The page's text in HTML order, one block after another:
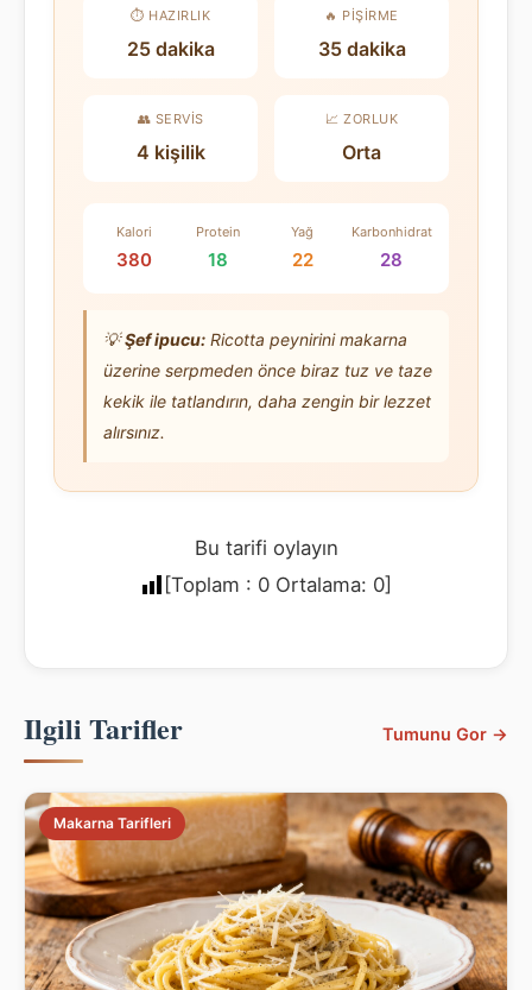
⏱️ HAZIRLIK
25 dakika
🔥 PIŞIRME
35 dakika
👥 SERVIS
4 kişilik
📈 ZORLUK
Orta
Kalori
380
Protein
18
Yağ
22
Karbonhidrat
28
💡Şef ipucu: Ricotta peynirini makarna
üzerine serpmeden önce biraz tuz ve taze
kekik ile tatlandırın, daha zengin bir lezzet
alırsınız.
Bu tarifi oylayın
[Toplam : 0 Ortalama: 0]
Ilgili Tarifler Tumunu Gor →
Makarna Tarifleri